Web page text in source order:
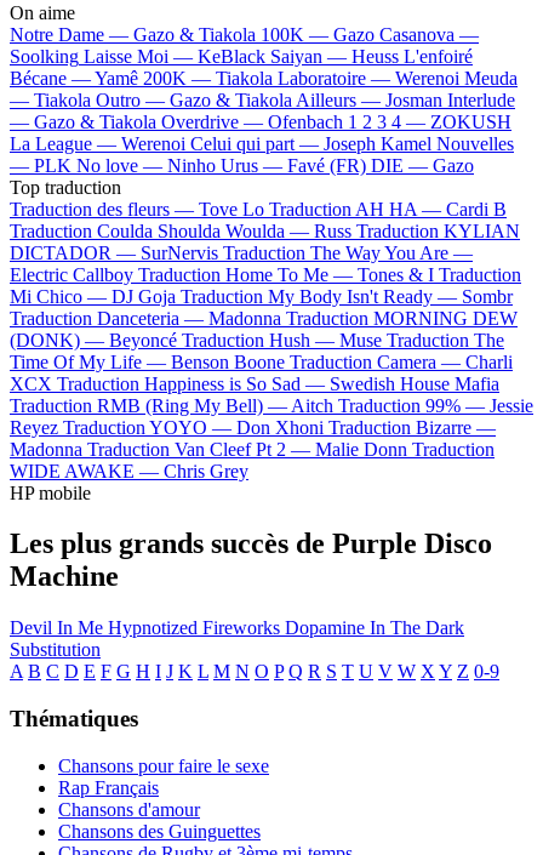
On aime
Notre Dame — Gazo & Tiakola 100K — Gazo Casanova —
Soolking Laisse Moi — KeBlack Saiyan — Heuss L'enfoiré
Bécane —Yamê 200K — Tiakola Laboratoire — Werenoi Meuda
— Tiakola Outro — Gazo & Tiakola Ailleurs — Josman Interlude
— Gazo & Tiakola Overdrive — Ofenbach 1 2 3 4 — ZOKUSH
La League — Werenoi Celui qui part — Joseph Kamel Nouvelles
— PLK No love — Ninho Urus — Favé (FR) DIE — Gazo
Top traduction
Traduction des fleurs — Tove Lo Traduction AH HA — Cardi B
Traduction Coulda Shoulda Woulda — Russ Traduction KYLIAN
DICTADOR — SurNervis Traduction The Way You Are —
Electric Callboy Traduction Home To Me — Tones & I Traduction
Mi Chico — DJ Goja Traduction My Body Isn't Ready — Sombr
Traduction Danceteria — Madonna Traduction MORNING DEW
(DONK) — Beyoncé Traduction Hush — Muse Traduction The
Time Of My Life — Benson Boone Traduction Camera — Charli
XCX Traduction Happiness is So Sad — Swedish House Mafia
Traduction RMB (Ring My Bell) — Aitch Traduction 99% — Jessie
Reyez Traduction YOYO — Don Xhoni Traduction Bizarre —
Madonna Traduction Van Cleef Pt 2 — Malie Donn Traduction
WIDE AWAKE — Chris Grey
HP mobile
Les plus grands succès de Purple Disco
Machine
Devil In Me Hypnotized Fireworks Dopamine In The Dark
Substitution
A B C D E F G H I J K L M N O P Q R S T U V W X Y Z 0-9
Thématiques
Chansons pour faire le sexe
Rap Français
Chansons d'amour
Chansons des Guinguettes